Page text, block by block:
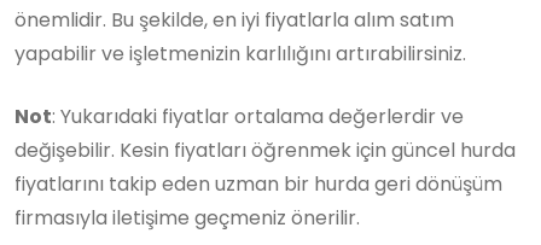
önemlidir. Bu şekilde, en iyi fiyatlarla alım satım
yapabilir ve işletmenizin karlılığını artırabilirsiniz.
Not: Yukarıdaki fiyatlar ortalama değerlerdir ve
değişebilir. Kesin fiyatları öğrenmek için güncel hurda
fiyatlarını takip eden uzman bir hurda geri dönüşüm
firmasıyla iletişime geçmeniz önerilir.